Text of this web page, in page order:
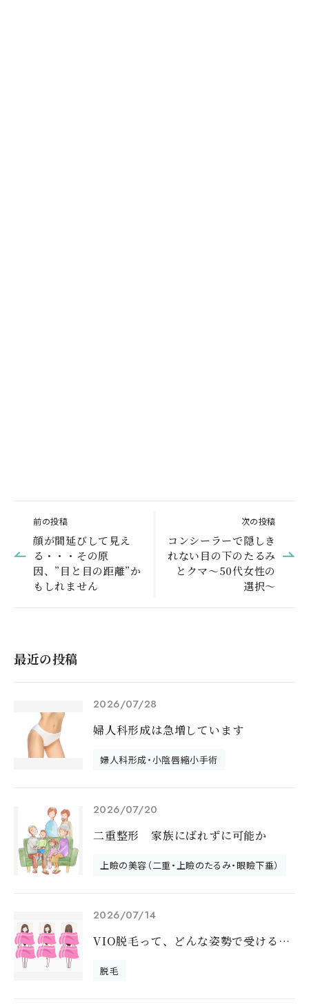
前の投稿
顔が間延びして見え
る・・・その原
因、”目と目の距離”か
もしれません
次の投稿
コンシーラーで隠しき
れない目の下のたるみ
とクマ～50代女性の
選択～
最近の投稿
2026/07/28
婦人科形成は急増しています
婦人科形成・小陰唇縮小手術
2026/07/20
二重整形 家族にばれずに可能か
上瞼の美容（二重・上瞼のたるみ・眼瞼下垂）
2026/07/14
VIO脱毛って、どんな姿勢で受けるの？｜
脱毛